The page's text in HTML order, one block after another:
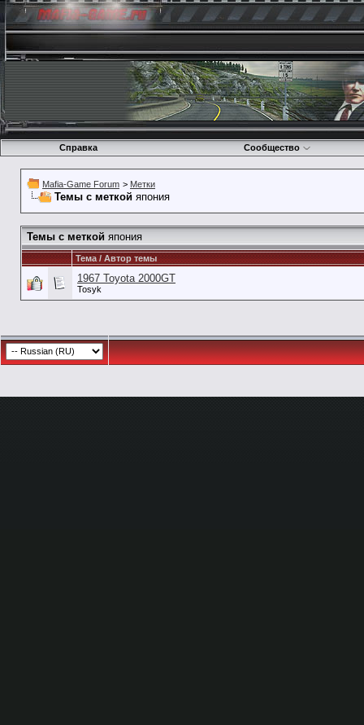
Справка Сообщество
Mafia-Game Forum > Метки
Темы с меткой япония
Темы с меткой япония
Тема / Автор темы
1967 Toyota 2000GT
Tosyk